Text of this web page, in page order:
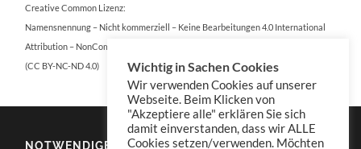
Creative Common Lizenz:
Namensnennung – Nicht kommerziell – Keine Bearbeitungen 4.0 International
Attribution – NonCommercial – NoDerivatives 4.0 International
(CC BY-NC-ND 4.0)
NOTWENDIGES
Wichtig in Sachen Cookies
Wir verwenden Cookies auf unserer
Webseite. Beim Klicken von
"Akzeptiere alle" erklären Sie sich
damit einverstanden, dass wir ALLE
Cookies setzen/verwenden. Möchten